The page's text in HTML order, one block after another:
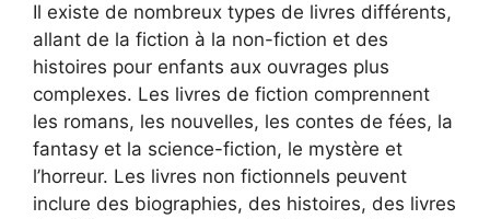
Il existe de nombreux types de livres différents,
allant de la fiction à la non-fiction et des
histoires pour enfants aux ouvrages plus
complexes. Les livres de fiction comprennent
les romans, les nouvelles, les contes de fées, la
fantasy et la science-fiction, le mystère et
l’horreur. Les livres non fictionnels peuvent
inclure des biographies, des histoires, des livres